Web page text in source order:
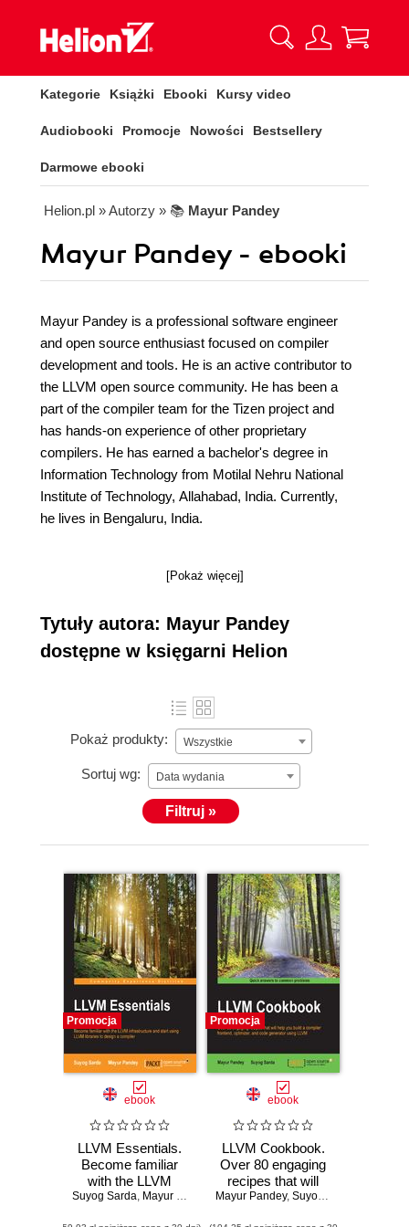
Kategorie Książki Ebooki Kursy video
Audiobooki Promocje Nowości Bestsellery
Darmowe ebooki
Helion.pl » Autorzy » 📚 Mayur Pandey
Mayur Pandey - ebooki
Mayur Pandey is a professional software engineer
and open source enthusiast focused on compiler
development and tools. He is an active contributor to
the LLVM open source community. He has been a
part of the compiler team for the Tizen project and
has hands-on experience of other proprietary
compilers. He has earned a bachelor's degree in
Information Technology from Motilal Nehru National
Institute of Technology, Allahabad, India. Currently,
he lives in Bengaluru, India.
[Pokaż więcej]
Tytuły autora: Mayur Pandey
dostępne w księgarni Helion
Pokaż produkty: Wszystkie
Sortuj wg: Data wydania
Filtruj »
Promocja
ebook
LLVM Essentials.
Become familiar
with the LLVM
infrastructure and
Suyog Sarda, Mayur Pandey
Promocja
ebook
LLVM Cookbook.
Over 80 engaging
recipes that will
help you build a
Mayur Pandey, Suyog Sarda